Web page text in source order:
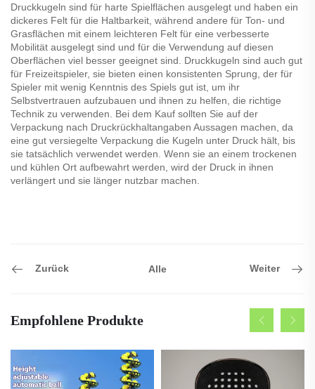
Druckkugeln sind für harte Spielflächen ausgelegt und haben ein
dickeres Felt für die Haltbarkeit, während andere für Ton- und
Grasflächen mit einem leichteren Felt für eine verbesserte
Mobilität ausgelegt sind und für die Verwendung auf diesen
Oberflächen viel besser geeignet sind. Druckkugeln sind auch gut
für Freizeitspieler, sie bieten einen konsistenten Sprung, der für
Spieler mit wenig Kenntnis des Spiels gut ist, um ihr
Selbstvertrauen aufzubauen und ihnen zu helfen, die richtige
Technik zu verwenden. Bei dem Kauf sollten Sie auf der
Verpackung nach Druckrückhaltangaben Aussagen machen, da
eine gut versiegelte Verpackung die Kugeln unter Druck hält, bis
sie tatsächlich verwendet werden. Wenn sie an einem trockenen
und kühlen Ort aufbewahrt werden, wird der Druck in ihnen
verlängert und sie länger nutzbar machen.
Zurück Alle Weiter
Empfohlene Produkte